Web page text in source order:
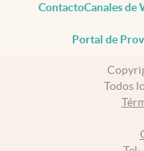
ContactoCanales de
Portal de
Todos